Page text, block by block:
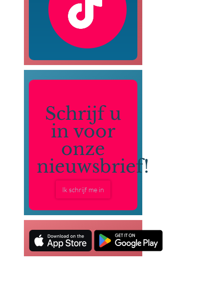
Schrijf u
in voor
onze
nieuwsbrief!
Ik schrijf me in